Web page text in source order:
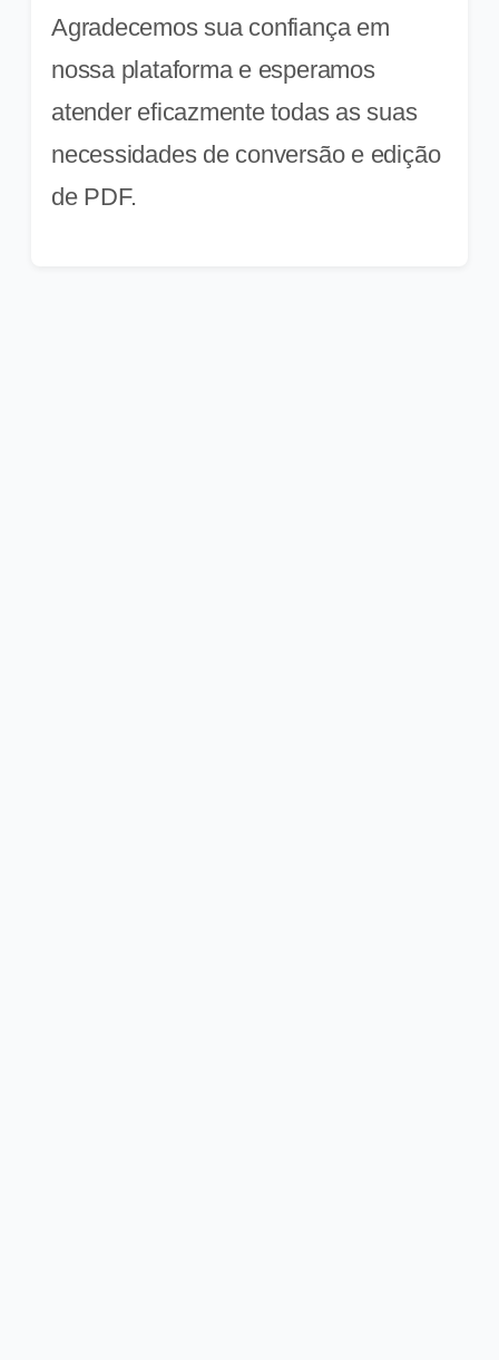
Agradecemos sua confiança em
nossa plataforma e esperamos
atender eficazmente todas as suas
necessidades de conversão e edição
de PDF.